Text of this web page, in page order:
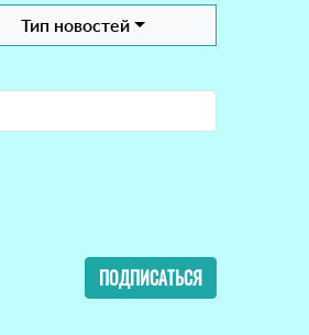
Тип новостей
ПОДПИСАТЬСЯ